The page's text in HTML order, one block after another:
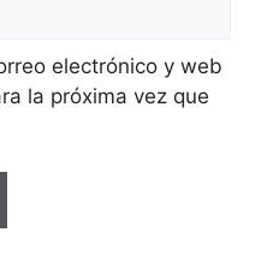
electrónico y web
la próxima vez que